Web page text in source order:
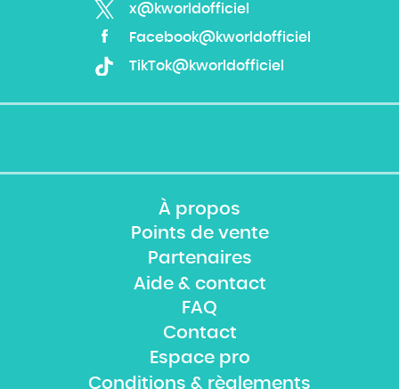
x@kworldofficiel
Facebook@kworldofficiel
TikTok@kworldofficiel
À propos
Points de vente
Partenaires
Aide & contact
FAQ
Contact
Espace pro
Conditions & règlements